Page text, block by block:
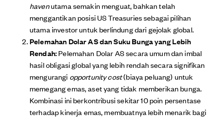
havenutama semakin menguat, bahkan telah
menggantikan posisi US Treasuries sebagai pilihan
utama investor untuk berlindung dari gejolak global.
Pelemahan Dolar AS dan Suku Bunga yang Lebih
Rendah:Pelemahan Dolar AS secara umum dan imbal
hasil obligasi global yang lebih rendah secara signifikan
mengurangi opportunity cost(biaya peluang) untuk
memegang emas, aset yang tidak memberikan bunga.
Kombinasi ini berkontribusi sekitar 10 poin persentase
terhadap kinerja emas, membuatnya lebih menarik bagi